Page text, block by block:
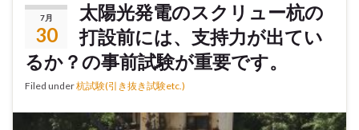
7月
30
太陽光発電のスクリュー杭の
打設前には、支持力が出てい
るか？の事前試験が重要です。
Filed under杭試験(引き抜き試験etc.)